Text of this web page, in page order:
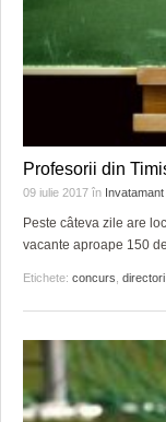
SFATUL
SFATURI
Profesorii din
09 iulie 2017 în Invatamant
Peste câteva zile are
vacante aproape 150
Etichete: concurs directori